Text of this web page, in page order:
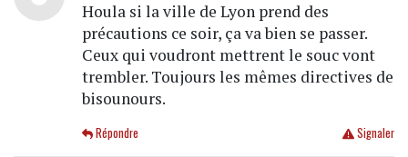
Houla si la ville de Lyon prend des
précautions ce soir, ça va bien se passer.
Ceux qui voudront mettrent le souc vont
trembler. Toujours les mêmes directives de
bisounours.
Signaler
Répondre